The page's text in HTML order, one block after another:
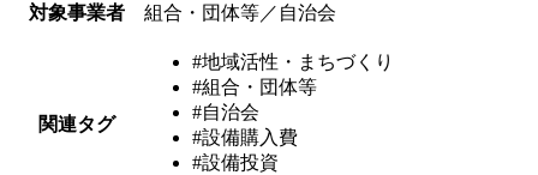
対象事業者
組合・団体等／自治会
関連タグ
#地域活性・まちづくり
#組合・団体等
#自治会
#設備購入費
#設備投資